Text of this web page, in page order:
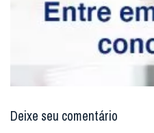
Deixe seu comentário